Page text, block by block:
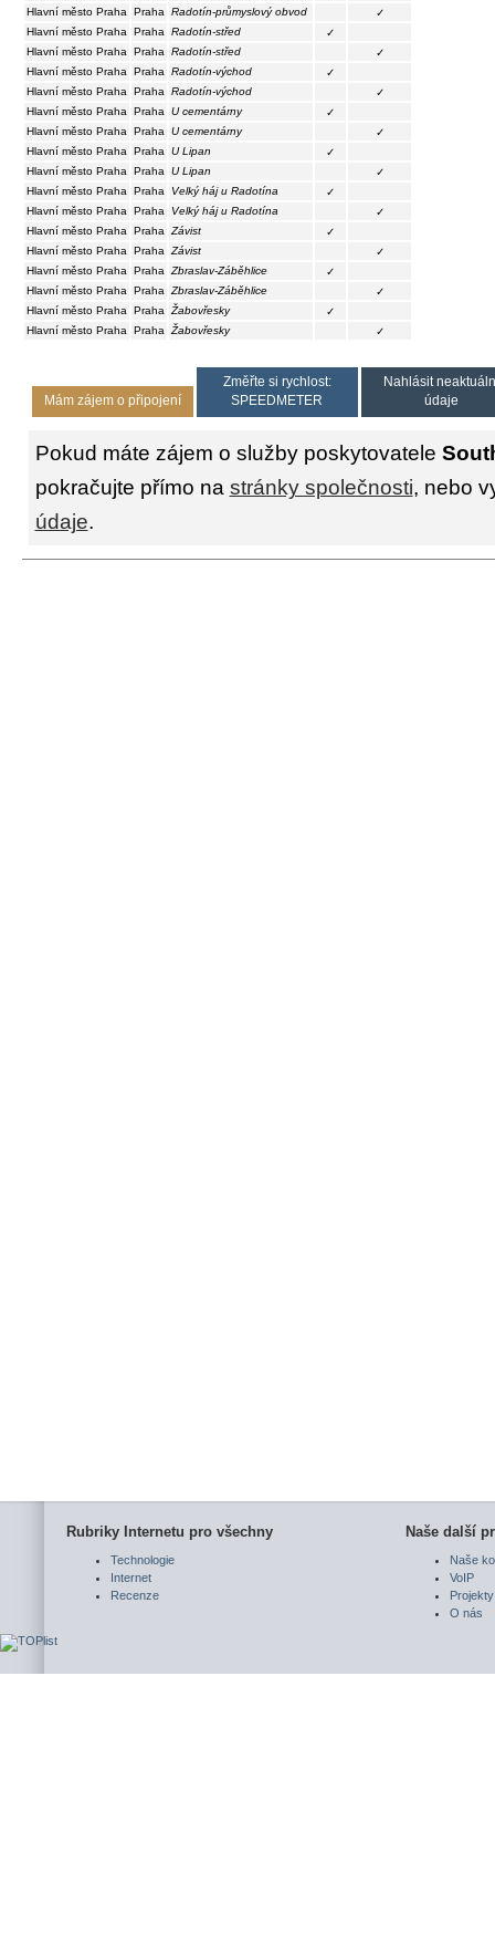
Hlavní město Praha
Praha Radotín-průmyslový obvod
✓
Hlavní město Praha
Praha Radotín-střed
✓
Hlavní město Praha
Praha Radotín-střed
✓
Hlavní město Praha
Praha Radotín-východ
✓
Hlavní město Praha
Praha Radotín-východ
✓
Hlavní město Praha
Praha U cementárny
✓
Hlavní město Praha
Praha U cementárny
✓
Hlavní město Praha
Praha U Lipan
✓
Hlavní město Praha
Praha U Lipan
✓
Hlavní město Praha
Praha Velký háj u Radotína
✓
Hlavní město Praha
Praha Velký háj u Radotína
✓
Hlavní město Praha
Praha Závist
✓
Hlavní město Praha
Praha Závist
✓
Hlavní město Praha
Praha Zbraslav-Záběhlice
✓
Hlavní město Praha
Praha Zbraslav-Záběhlice
✓
Hlavní město Praha
Praha Žabovřesky
✓
Hlavní město Praha
Praha Žabovřesky ✓
Mám zájem o připojení
Změřte si rychlost:
SPEEDMETER
Nahlásit
údaje
Pokud máte zájem o služby poskytovatele
pokračujte přímo na stránky společnosti, nebo
údaje.
Rubriky Internetu pro všechny
Technologie
Internet
Recenze
Naše další
Naše
VoIP
Projekty
O nás